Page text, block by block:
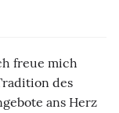
freue mich
des
ans Herz